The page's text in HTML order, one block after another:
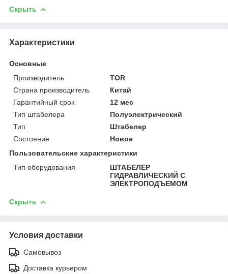
Скрыть
Характеристики
Основные
Производитель
TOR
Страна производитель
Китай
Гарантийный срок
12 мес
Тип штабелера
Полуэлектрический
Тип
Штабелер
Состояние
Новое
Пользовательские характеристики
Тип оборудования
ШТАБЕЛЕР
ГИДРАВЛИЧЕСКИЙ С
ЭЛЕКТРОПОДЪЕМОМ
Скрыть
Условия доставки
Самовывоз
Доставка курьером